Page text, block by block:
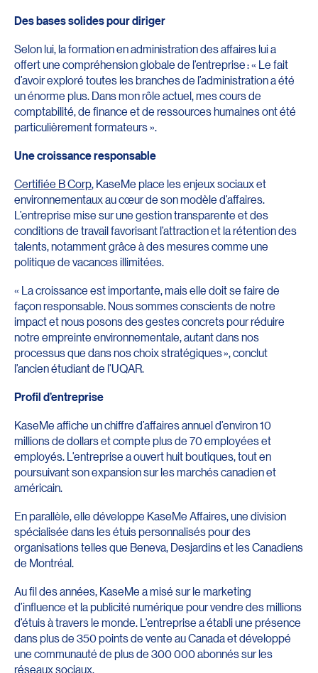
Des bases solides pour diriger
Selon lui, la formation en administration des affaires lui a
offert une compréhension globale de l’entreprise : « Le fait
d’avoir exploré toutes les branches de l’administration a été
un énorme plus. Dans mon rôle actuel, mes cours de
comptabilité, de finance et de ressources humaines ont été
particulièrement formateurs ».
Une croissance responsable
Certifiée B Corp, KaseMe place les enjeux sociaux et
environnementaux au cœur de son modèle d’affaires.
L’entreprise mise sur une gestion transparente et des
conditions de travail favorisant l’attraction et la rétention des
talents, notamment grâce à des mesures comme une
politique de vacances illimitées.
« La croissance est importante, mais elle doit se faire de
façon responsable. Nous sommes conscients de notre
impact et nous posons des gestes concrets pour réduire
notre empreinte environnementale, autant dans nos
processus que dans nos choix stratégiques », conclut
l’ancien étudiant de l’UQAR.
Profil d’entreprise
KaseMe affiche un chiffre d’affaires annuel d’environ 10
millions de dollars et compte plus de 70 employées et
employés. L’entreprise a ouvert huit boutiques, tout en
poursuivant son expansion sur les marchés canadien et
américain.
En parallèle, elle développe KaseMe Affaires, une division
spécialisée dans les étuis personnalisés pour des
organisations telles que Beneva, Desjardins et les Canadiens
de Montréal.
Au fil des années, KaseMe a misé sur le marketing
d’influence et la publicité numérique pour vendre des millions
d’étuis à travers le monde. L’entreprise a établi une présence
dans plus de 350 points de vente au Canada et développé
une communauté de plus de 300 000 abonnés sur les
réseaux sociaux.